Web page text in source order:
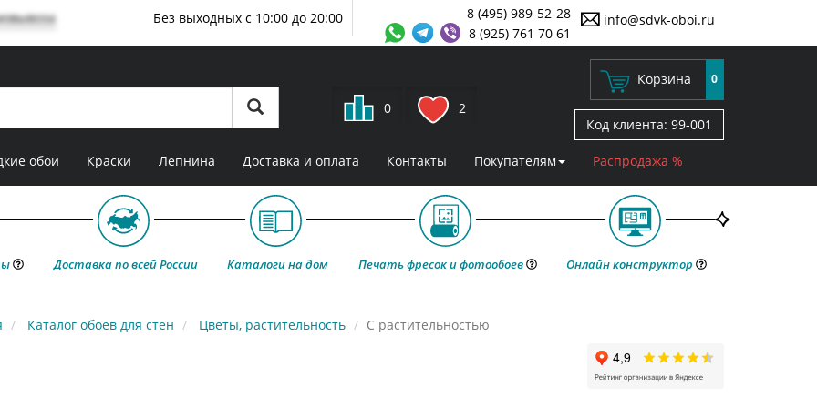
info@sdvk-oboi.ru
8 (495) 989-52-28
8 (925) 761 70 61
Без выходных с 10:00 до 20:00
0 2
Корзина 0
Код клиента: 99-001
обои Краски Лепнина Доставка и оплата Контакты Покупателям Распродажа %
Доставка по всей России Каталоги на дом Печать фресок и фотообоев Онлайн конструктор
Каталог обоев для стен Цветы, растительность С растительностью